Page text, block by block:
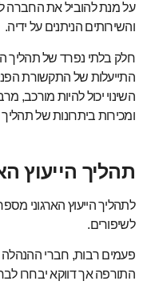
על מנת להוביל את החברה
והשירותים הניתנים על ידיה.
חלק בלתי נפרד של תהליך
התייעלות של התקשורת
השינוי יכול להיות מורכב,
ומכירות ביתרונות של תהליך
תהליך הייעוץ
לתהליך הייעוץ הארגוני
לשיפורים.
פעמים רבות, חברי ההנהלה
התורפה אך דווקא יבחרו